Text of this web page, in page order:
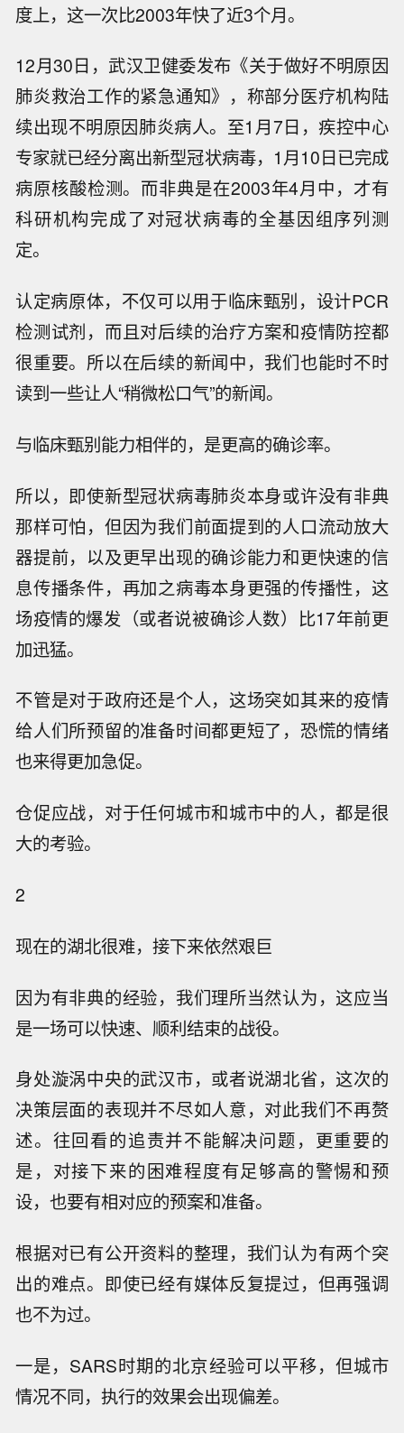
度上，这一次比2003年快了近3个月。
12月30日，武汉卫健委发布《关于做好不明原因
肺炎救治工作的紧急通知》，称部分医疗机构陆
续出现不明原因肺炎病人。至1月7日，疾控中心
专家就已经分离出新型冠状病毒，1月10日已完成
病原核酸检测。而非典是在2003年4月中，才有
科研机构完成了对冠状病毒的全基因组序列测
定。
认定病原体，不仅可以用于临床甄别，设计PCR
检测试剂，而且对后续的治疗方案和疫情防控都
很重要。所以在后续的新闻中，我们也能时不时
读到一些让人“稍微松口气”的新闻。
与临床甄别能力相伴的，是更高的确诊率。
所以，即使新型冠状病毒肺炎本身或许没有非典
那样可怕，但因为我们前面提到的人口流动放大
器提前，以及更早出现的确诊能力和更快速的信
息传播条件，再加之病毒本身更强的传播性，这
场疫情的爆发（或者说被确诊人数）比17年前更
加迅猛。
不管是对于政府还是个人，这场突如其来的疫情
给人们所预留的准备时间都更短了，恐慌的情绪
也来得更加急促。
仓促应战，对于任何城市和城市中的人，都是很
大的考验。
2
现在的湖北很难，接下来依然艰巨
因为有非典的经验，我们理所当然认为，这应当
是一场可以快速、顺利结束的战役。
身处漩涡中央的武汉市，或者说湖北省，这次的
决策层面的表现并不尽如人意，对此我们不再赘
述。往回看的追责并不能解决问题，更重要的
是，对接下来的困难程度有足够高的警惕和预
设，也要有相对应的预案和准备。
根据对已有公开资料的整理，我们认为有两个突
出的难点。即使已经有媒体反复提过，但再强调
也不为过。
一是，SARS时期的北京经验可以平移，但城市
情况不同，执行的效果会出现偏差。